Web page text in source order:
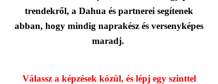
trendekről, a Dahua és partnerei segítenek
abban, hogy mindig naprakész és versenyképes
maradj.
Válassz a képzések közül, és lépj egy szinttel